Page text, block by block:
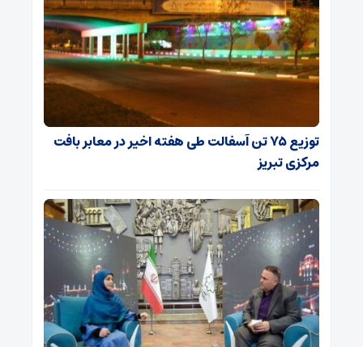
توزیع ۷۵ تن آسفالت طی هفته اخیر در معابر بافت
مرکزی تبریز